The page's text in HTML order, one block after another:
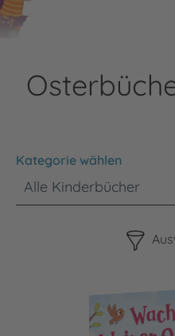
Kategorie wählen
Alle Kinderbücher